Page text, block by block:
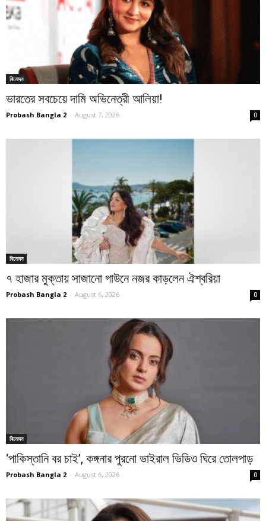
বিনোদন
ভারতের সবচেয়ে দামি অভিনেত্রী আলিয়া!
Probash Bangla 2 - August 7, 2026 0
বিনোদন
৭ হাজার মুক্তায় সাজানো গাউনে নজর কাড়লেন ঐশ্বরিয়া
Probash Bangla 2 - August 6, 2026 0
বিনোদন
‘পাকিস্তানি বর চাই’, কঙ্গনার পুরনো ভাইরাল ভিডিও ঘিরে তোলপাড়
Probash Bangla 2 - August 6, 2026 0